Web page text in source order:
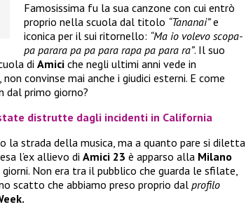
Famosissima fu la sua canzone con cui entrò
proprio nella scuola dal titolo “Tananai”e
iconica per il sui ritornello: “Ma io volevo scopa-
pa parara pa pa para rapa pa para ra”. Il suo
di Amici che negli ultimi anni vede in
convinse mai anche i giudici esterni. E come
dal primo giorno?
distrutte dagli incidenti in California
la strada della musica, ma a quanto pare si diletta
l’ex allievo di Amici 23 è apparso alla Milano
Non era tra il pubblico che guarda le sfilate,
scatto che abbiamo preso proprio dal profilo